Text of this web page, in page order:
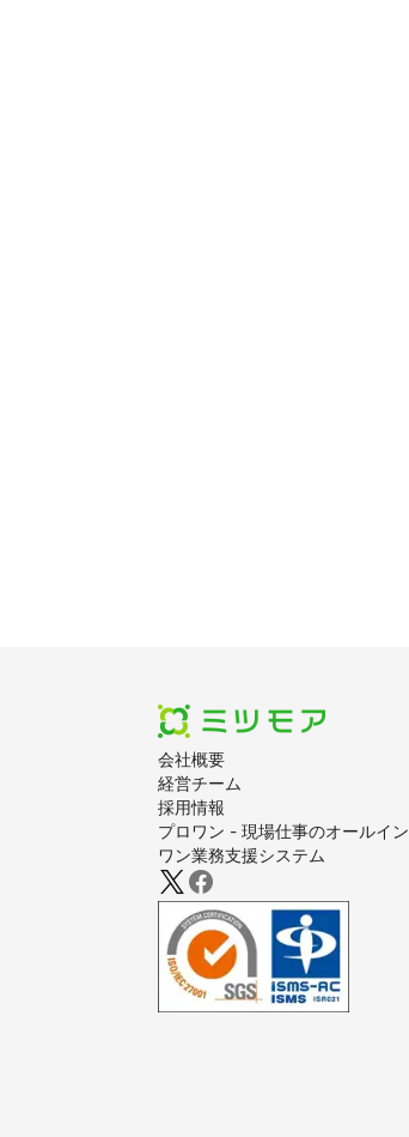
会社概要
経営チーム
採用情報
プロワン - 現場仕事のオールイン
ワン業務支援システム